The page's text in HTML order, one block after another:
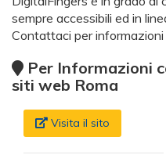
sempre accessibili ed in
Contattaci per informazioni
Per Informazioni
siti web Roma
Visita il sito